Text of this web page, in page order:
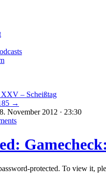
XXV – Scheißtag
→
November 2012 · 23:30
protected. To view it,